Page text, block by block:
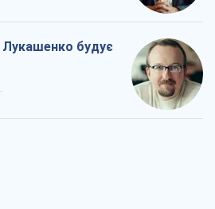
Лукашенко будує